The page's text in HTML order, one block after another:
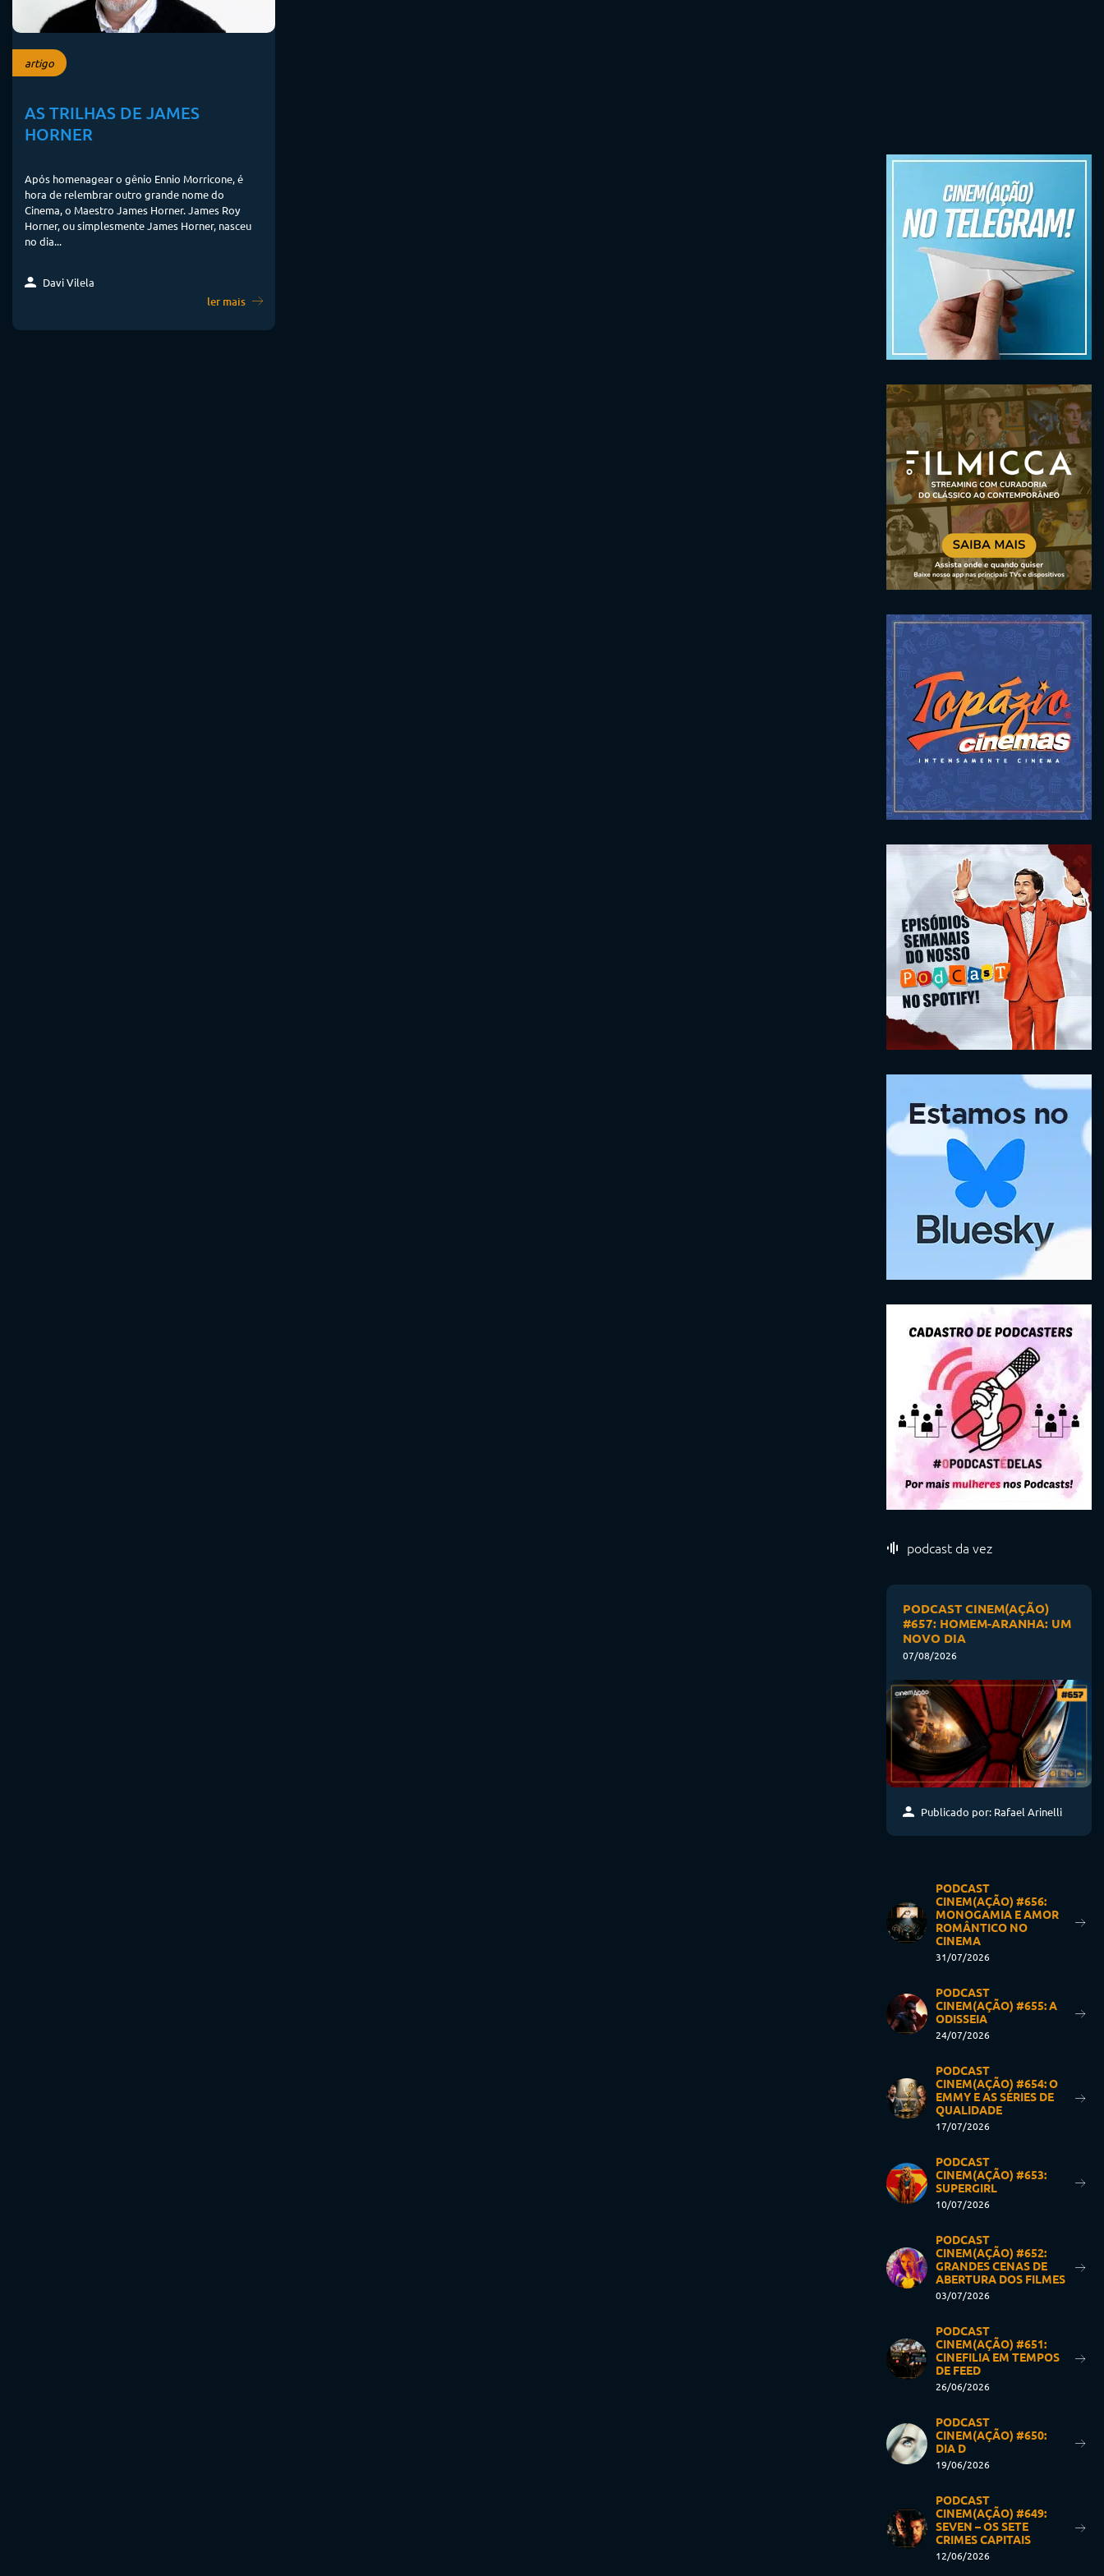
artigo
AS TRILHAS DE JAMES
HORNER
Após homenagear o gênio Ennio Morricone, é
hora de relembrar outro grande nome do
Cinema, o Maestro James Horner. James Roy
Horner, ou simplesmente James Horner, nasceu
no dia...
Davi Vilela
ler mais
podcast da vez
PODCAST CINEM(AÇÃO)
#657: HOMEM-ARANHA: UM
NOVO DIA
07/08/2026
Publicado por: Rafael Arinelli
PODCAST
CINEM(AÇÃO) #656:
MONOGAMIA E AMOR
ROMÂNTICO NO
CINEMA
31/07/2026
PODCAST
CINEM(AÇÃO) #655: A
ODISSEIA
24/07/2026
PODCAST
CINEM(AÇÃO) #654: O
EMMY E AS SÉRIES DE
QUALIDADE
17/07/2026
PODCAST
CINEM(AÇÃO) #653:
SUPERGIRL
10/07/2026
PODCAST
CINEM(AÇÃO) #652:
GRANDES CENAS DE
ABERTURA DOS FILMES
03/07/2026
PODCAST
CINEM(AÇÃO) #651:
CINEFILIA EM TEMPOS
DE FEED
26/06/2026
PODCAST
CINEM(AÇÃO) #650:
DIA D
19/06/2026
PODCAST
CINEM(AÇÃO) #649:
SEVEN – OS SETE
CRIMES CAPITAIS
12/06/2026